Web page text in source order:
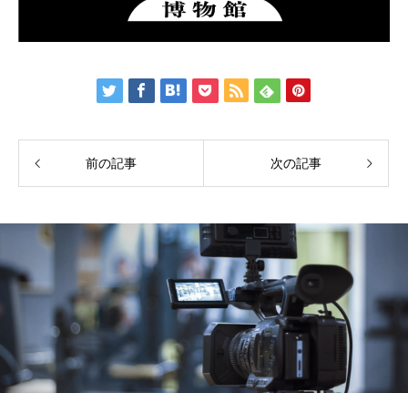
前の記事 次の記事